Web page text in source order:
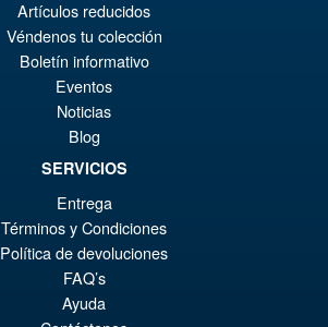
VORBESTELLUNGEN
S.H.MonsterArts Godzilla
Tokyo SOS Kiryu Graphic Plus
( Mechagodzilla )
VORBESTELLUNGEN
Artículos reducidos
Véndenos tu colección
Boletín informativo
Eventos
Noticias
Blog
SERVICIOS
Entrega
Términos y Condiciones
Política de devoluciones
FAQ’s
Ayuda